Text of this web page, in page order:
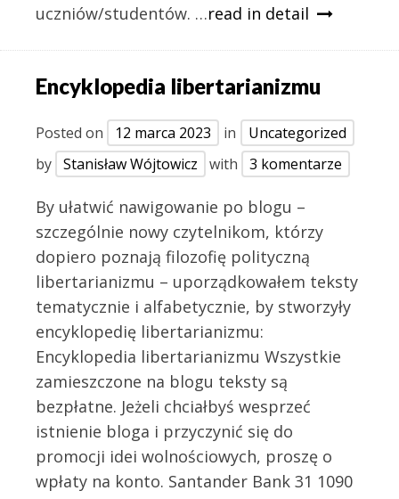
uczniów/studentów. …read in detail
Encyklopedia libertarianizmu
Posted on 12 marca 2023 in
Uncategorized
by Stanisław Wójtowicz with 3 komentarze
By ułatwić nawigowanie po blogu –
szczególnie nowy czytelnikom, którzy
dopiero poznają filozofię polityczną
libertarianizmu – uporządkowałem teksty
tematycznie i alfabetycznie, by stworzyły
encyklopedię libertarianizmu:
Encyklopedia libertarianizmu Wszystkie
zamieszczone na blogu teksty są
bezpłatne. Jeżeli chciałbyś wesprzeć
istnienie bloga i przyczynić się do
promocji idei wolnościowych, proszę o
wpłaty na konto. Santander Bank 31 1090